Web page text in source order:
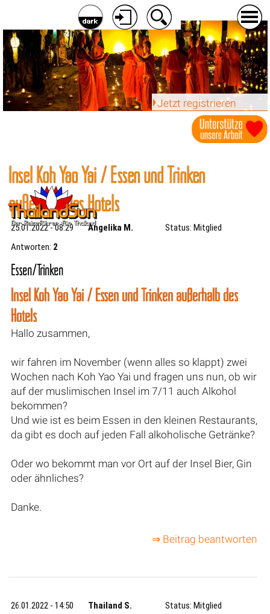
Jetzt registrieren
Insel Koh Yao Yai / Essen und Trinken
außerhalb des Hotels
25.01.2022 - 08:29 Angelika M.
Status: Mitglied
Antworten: 2
Essen/Trinken
Insel Koh Yao Yai / Essen und Trinken außerhalb des
Hotels
Hallo zusammen,
wir fahren im November (wenn alles so klappt) zwei
Wochen nach Koh Yao Yai und fragen uns nun, ob wir
auf der muslimischen Insel im 7/11 auch Alkohol
bekommen?
Und wie ist es beim Essen in den kleinen Restaurants,
da gibt es doch auf jeden Fall alkoholische Getränke?
Oder wo bekommt man vor Ort auf der Insel Bier, Gin
oder ähnliches?
Danke.
⇒ Beitrag beantworten
26.01.2022 - 14:50 Thailand S.
Status: Mitglied